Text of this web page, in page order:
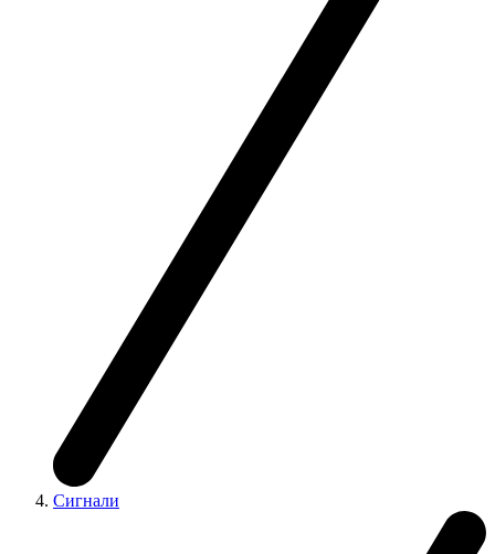
Сигнали